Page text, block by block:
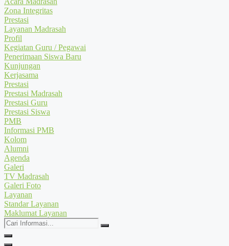
Zona Integritas
Prestasi
Layanan Madrasah
Profil
Kegiatan Guru / Pegawai
Penerimaan Siswa Baru
Kunjungan
Kerjasama
Prestasi
Prestasi Madrasah
Prestasi Guru
Prestasi Siswa
PMB
Informasi PMB
Kolom
Alumni
Agenda
Galeri
TV Madrasah
Galeri Foto
Layanan
Standar Layanan
Maklumat Layanan
Cari
Informasi...